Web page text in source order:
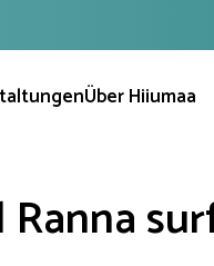
Über Hiiumaa